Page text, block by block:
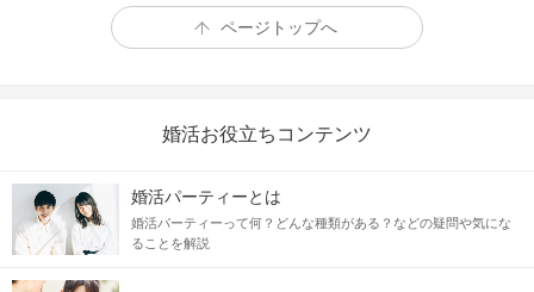
ページトップへ
婚活お役立ちコンテンツ
婚活パーティーとは
婚活パーティーって何？どんな種類がある？などの疑問や気にな
ることを解説